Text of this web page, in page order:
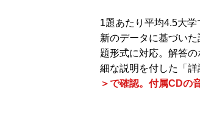
1題あたり平均4.5大
新のデータに基づい
題形式に対応。解答
細な説明を付した「
＞で確認。付属CDの